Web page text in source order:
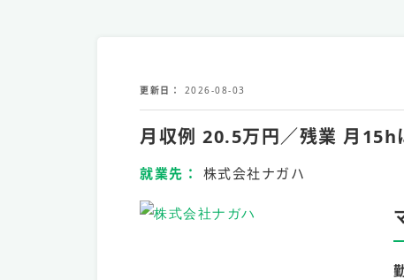
更新日 2026-08-03
月収例 20.5万円／残業 月15h
就業先 株式会社ナガハ